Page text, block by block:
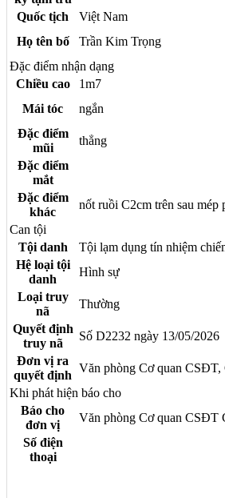
Quốc tịch
Việt Nam
Họ tên bố
Trần Kim Trọng
Đặc điểm nhận dạng
Chiều cao
1m7
Mái tóc
ngắn
Đặc điểm
mũi
thẳng
Đặc điểm
mắt
Đặc điểm
khác
nốt ruồi C2cm trên sau mép
Can tội
Tội danh
Tội lạm dụng tín nhiệm
Hệ loại tội
danh
Hình sự
Loại truy
nã
Thường
Quyết định
truy nã
Số D2232 ngày 13/05/2026
Đơn vị ra
quyết định
Văn phòng Cơ quan
Khi phát hiện báo cho
Báo cho
đơn vị
Văn phòng Cơ quan CSĐT
Số điện
thoại